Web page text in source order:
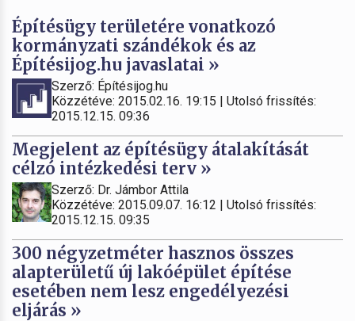
Építésügy területére vonatkozó
kormányzati szándékok és az
Építésijog.hu javaslatai »
Szerző: Építésijog.hu
Közzétéve: 2015.02.16. 19:15 | Utolsó frissítés:
2015.12.15. 09:36
Megjelent az építésügy átalakítását
célzó intézkedési terv »
Szerző: Dr. Jámbor Attila
Közzétéve: 2015.09.07. 16:12 | Utolsó frissítés:
2015.12.15. 09:35
300 négyzetméter hasznos összes
alapterületű új lakóépület építése
esetében nem lesz engedélyezési
eljárás »